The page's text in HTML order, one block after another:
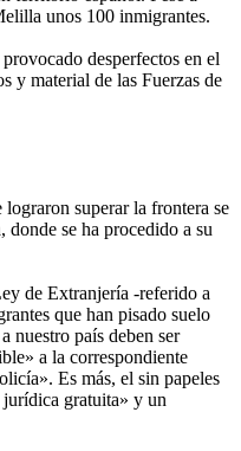
unos 100 inmigrantes.
desperfectos en el
y material de las Fuerzas de
superar la frontera se
donde se ha procedido a su
de Extranjería -referido a
que han pisado suelo
nuestro país deben ser
a la correspondiente
Es más, el sin papeles
jurídica gratuita» y un